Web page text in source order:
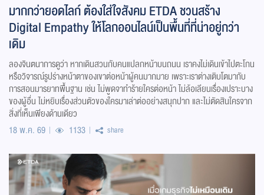
มากกว่ายอดไลก์ ต้องใส่ใจสังคม ETDA ชวนสร้าง
Digital Empathy ให้โลกออนไลน์เป็นพื้นที่ที่น่าอยู่กว่า
เดิม
ลองจินตนาการดูว่า หากเดินสวนกับคนแปลกหน้าบนถนน เราคงไม่เดินเข้าไปตะโกน
หรือวิจารณ์รูปร่างหน้าตาของเขาต่อหน้าผู้คนมากมาย เพราะเราต่างเติบโตมากับ
การสอนมารยาทพื้นฐาน เช่น ไม่พูดจาทำร้ายใครต่อหน้า ไม่ล้อเลียนเรื่องเปราะบาง
ของผู้อื่น ไม่หยิบเรื่องส่วนตัวของใครมาเล่าต่ออย่างสนุกปาก และไม่ตัดสินใครจาก
สิ่งที่เห็นเพียงด้านเดียว
18 พ.ค. 69
1133 share